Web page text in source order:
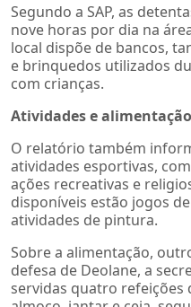
Segundo a SAP, as
nove horas por dia na
local dispõe de bancos,
e brinquedos utilizados
com crianças.
Atividades e alimentação
O relatório também
atividades esportivas,
ações recreativas e
disponíveis estão jogos
atividades de pintura.
Sobre a alimentação,
defesa de Deolane, a
servidas quatro refeições